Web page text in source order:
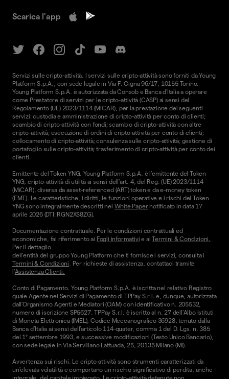
Scarica l'app
Servizi sulle cripto-attività. I servizi sulle cripto-attività sono forniti da Young
Platform S.p.A., con sede legale in Via F. Cigna 96/17, 10155 Torino.
Young Platform S.p.A. è autorizzata da Consob e Banca d'Italia a operare
come Prestatore di servizi per le cripto-attività (CASP) ai sensi del
Regolamento (UE) 2023/1114 (MiCAR), per la prestazione dei seguenti
servizi: custodia e amministrazione di cripto-attività per conto di clienti;
scambio di cripto-attività con fondi; scambio di cripto-attività con altre
cripto-attività; esecuzione di ordini di cripto-attività per conto di clienti;
collocamento di cripto-attività; consulenza sulle cripto-attività; gestione di
portafoglio sulle cripto-attività; trasferimento di cripto-attività per conto dei
clienti.
Emittente del Token YNG. Young Platform S.p.A. è l'emittente del Token
YNG, cripto-attività di utilità ai sensi dell'art. 4, del Reg. (UE) 2023/1114
(MiCAR), diversa da asset-referenced (ART) token e da e-money token
(EMT). Le caratteristiche, i diritti, le funzioni operative e i rischi del Token
YNG sono integralmente descritti nel White Papernotificato in data 17
aprile 2026 (DTI: RGN2XS8ZG).
Documentazione contrattuale. Per le condizioni contrattuali ed
economiche, fai riferimento ai Fogli informativi e aiTermini & Condizioni.
Per il dettaglio
dell'entità del gruppo Young Platform che ti fornisce i servizi, consulta i
Termini & Condizioni. Per richieste di assistenza, contattaci tramite
l'Assistenza Clienti.
Conto di Pagamento. Young Platform S.p.A. è iscritta nel relativo Registro
quale Agente nei Servizi di Pagamento di TPPay S.r.l. e, dunque, autorizzata
dall’Organismo Agenti e Mediatori (OAM) con identificativo n. 205532,
numero di iscrizione SP5627. TPPay S.r.l. è iscritto al n. 27 dell’Albo Istituti
di Moneta Elettronica (IMEL), Codice Meccanografico 36928, tenuto dalla
Banca d’Italia ai sensi dell’articolo 114-quater, comma 1 del D. Lgs. n. 385
del 1° settembre 1993, e successive modificazioni (Testo Unico Bancario),
con sede legale in Via Serviliano Lattuada, 25, 20135 Milano (MI).
Avvertenza sui rischi. Le cripto-attività sono strumenti caratterizzati da
un'elevata volatilità e comportano un rischio significativo di perdita, anche